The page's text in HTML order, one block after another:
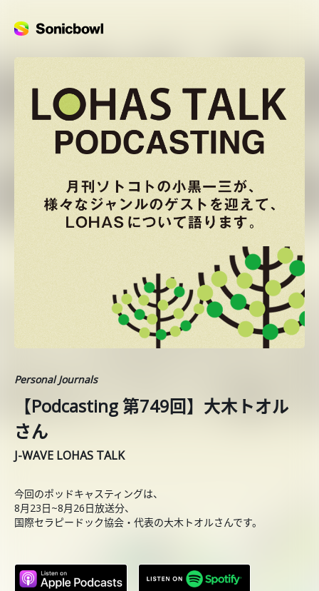
Personal Journals
【Podcasting 第749回】大木トオル
さん
J-WAVE LOHAS TALK
今回のポッドキャスティングは、
8月23日~8月26日放送分、
国際セラピードック協会・代表の大木トオルさんです。